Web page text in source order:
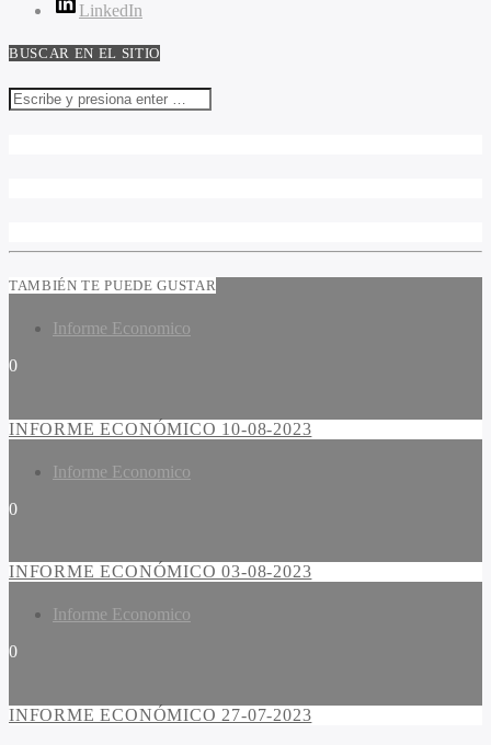
LinkedIn
BUSCAR EN EL SITIO
TAMBIÉN TE PUEDE GUSTAR
Informe Economico
0
INFORME ECONÓMICO 10-08-2023
Informe Economico
0
INFORME ECONÓMICO 03-08-2023
Informe Economico
0
INFORME ECONÓMICO 27-07-2023